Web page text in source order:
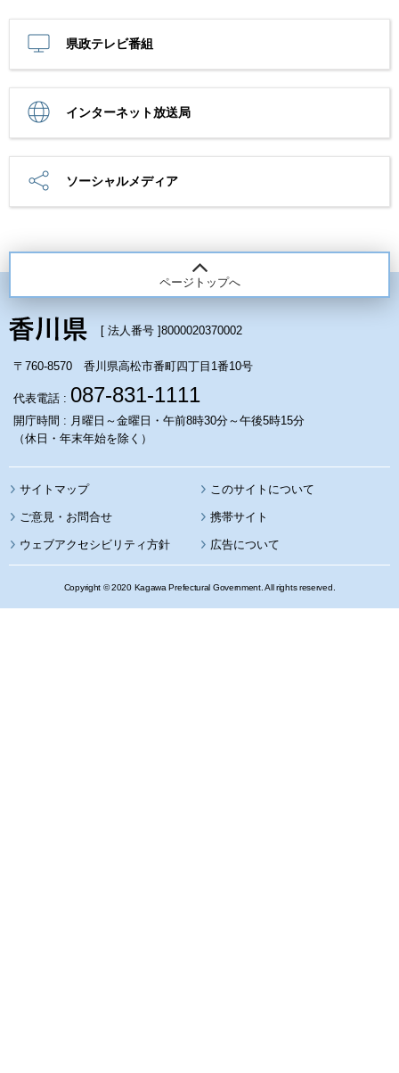
県政テレビ番組
インターネット放送局
ソーシャルメディア
ページトップへ
[ 法人番号 ]8000020370002
〒760-8570 香川県高松市番町四丁目1番10号
代表電話 : 087-831-1111
開庁時間 : 月曜日～金曜日・午前8時30分～午後5時15分
（休日・年末年始を除く）
サイトマップ このサイトについて
携帯サイト
ウェブアクセシビリティ方針 広告について
Copyright © 2020 Kagawa Prefectural Government. All rights reserved.